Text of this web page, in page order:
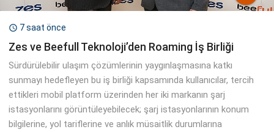
 7 saat önce
Zes ve Beefull Teknoloji’den Roaming İş Birliği
Sürdürülebilir ulaşım çözümlerinin yaygınlaşmasına katkı
sunmayı hedefleyen bu iş birliği kapsamında kullanıcılar, tercih
ettikleri mobil platform üzerinden her iki markanın şarj
istasyonlarını görüntüleyebilecek; şarj istasyonlarının konum
bilgilerine, yol tariflerine ve anlık müsaitlik durumlarına